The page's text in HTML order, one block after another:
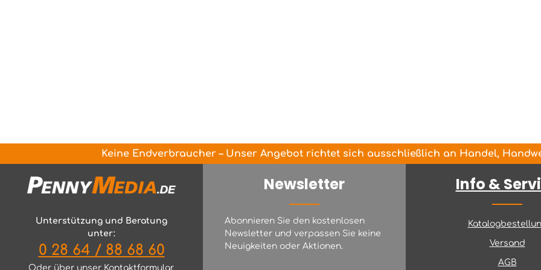
Keine Endverbraucher – Unser Angebot richtet sich ausschließlich an Handel,
Unterstützung und Beratung
unter:
0 28 64 / 88 68 60
Oder über unser Kontaktformular.
Newsletter
Abonnieren Sie den kostenlosen
Newsletter und verpassen Sie keine
Neuigkeiten oder Aktionen.
Info &
Versand
AGB